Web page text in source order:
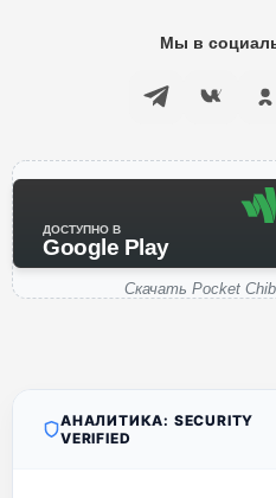
Мы в
ДОСТУПНО В
Google Play
Скачать Pocket
АНАЛИТИКА: SECURITY
VERIFIED